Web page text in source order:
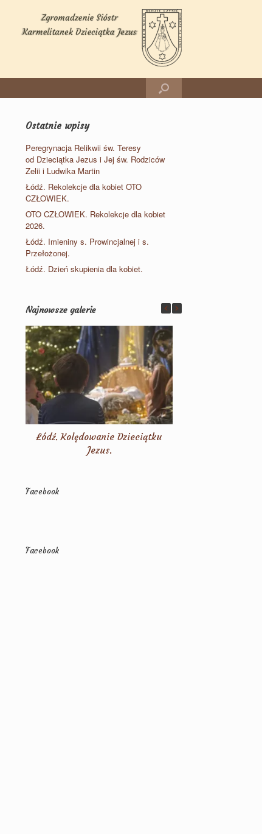
Ostatnie wpisy
Peregrynacja Relikwii św. Teresy
od Dzieciątka Jezus i Jej św. Rodziców
Zelii i Ludwika Martin
Łódź. Rekolekcje dla kobiet OTO
CZŁOWIEK.
OTO CZŁOWIEK. Rekolekcje dla kobiet
2026.
Łódź. Imieniny s. Prowincjalnej i s.
Przełożonej.
Łódź. Dzień skupienia dla kobiet.
Najnowsze galerie
Łódź. Kolędowanie Dzieciątku
Jezus.
Facebook
Facebook